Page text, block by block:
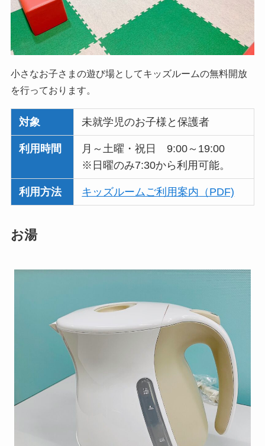
小さなお子さまの遊び場としてキッズルームの無料開放
を行っております。
対象 未就学児のお子様と保護者
利用時間
月～土曜・祝日 9:00～19:00
※日曜のみ7:30から利用可能。
利用方法 キッズルームご利用案内 （PDF)
お湯